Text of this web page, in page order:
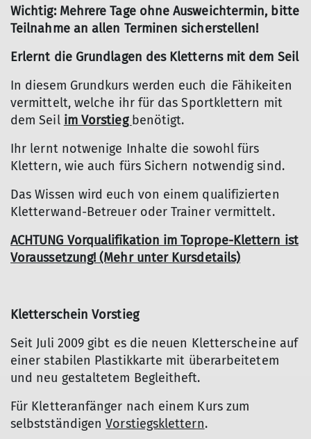
Wichtig: Mehrere Tage ohne Ausweichtermin, bitte
Teilnahme an allen Terminen sicherstellen!
Erlernt die Grundlagen des Kletterns mit dem Seil
In diesem Grundkurs werden euch die Fähikeiten
vermittelt, welche ihr für das Sportklettern mit
dem Seil im Vorstieg benötigt.
Ihr lernt notwenige Inhalte die sowohl fürs
Klettern, wie auch fürs Sichern notwendig sind.
Das Wissen wird euch von einem qualifizierten
Kletterwand-Betreuer oder Trainer vermittelt.
ACHTUNG Vorqualifikation im Toprope-Klettern ist
Voraussetzung! (Mehr unter Kursdetails)
Kletterschein Vorstieg
Seit Juli 2009 gibt es die neuen Kletterscheine auf
einer stabilen Plastikkarte mit überarbeitetem
und neu gestaltetem Begleitheft.
Für Kletteranfänger nach einem Kurs zum
selbstständigenVorstiegsklettern.